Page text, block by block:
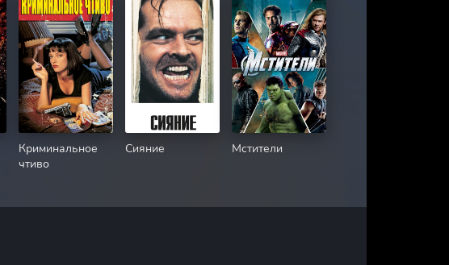
Криминальное
чтиво
Сияние Мстители